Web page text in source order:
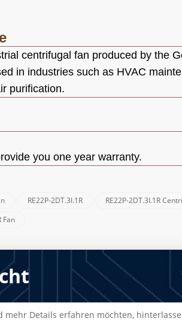
centrifugal fan produced by the
in industries such as HVAC
purification.
you one year warranty.
RE22P-2DT.3I.1R RE22P-2DT.3I.1R
Fan
Details erfahren möchten,